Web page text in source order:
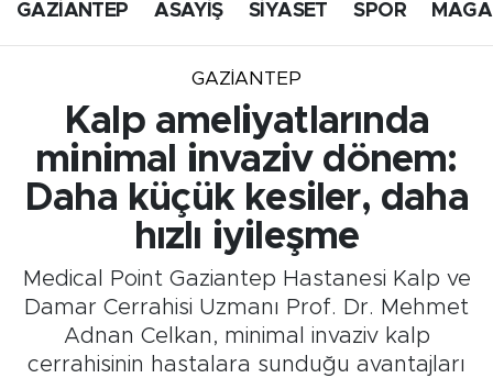
GAZİANTEP ASAYİŞ SİYASET SPOR
GAZIANTEP
Kalp ameliyatlarında
minimal invaziv dönem:
Daha küçük kesiler, daha
hızlı iyileşme
Medical Point Gaziantep Hastanesi Kalp ve
Damar Cerrahisi Uzmanı Prof. Dr. Mehmet
Adnan Celkan, minimal invaziv kalp
cerrahisinin hastalara sunduğu avantajları
Süper Lig Puan Durumu ve Fikstür
Son Dakika Haberleri
Haber Arşivi